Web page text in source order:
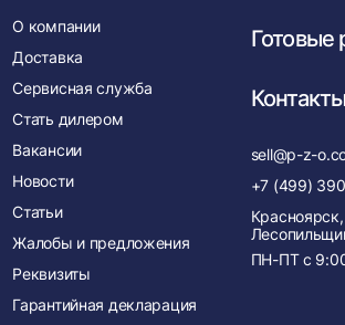
О компании
Доставка
Сервисная служба
Стать дилером
Вакансии
Новости
Статьи
Жалобы и предложения
Реквизиты
Гарантийная декларация
Готовые
Контакты
sell@p-z-
+7 (499)
ПН-ПТ с